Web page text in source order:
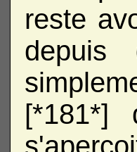
reste
[*181*]